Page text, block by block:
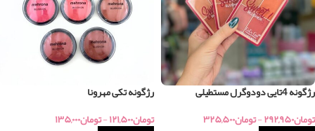
رژگونه 4تایی دودوگرل مستطیلی
تومان۲۹۲,۹۵۰-تومان۳۲۵,۵۰۰
رژگونه تکی مهرونا
تومان۱۲۱,۵۰۰-تومان۱۳۵,۰۰۰